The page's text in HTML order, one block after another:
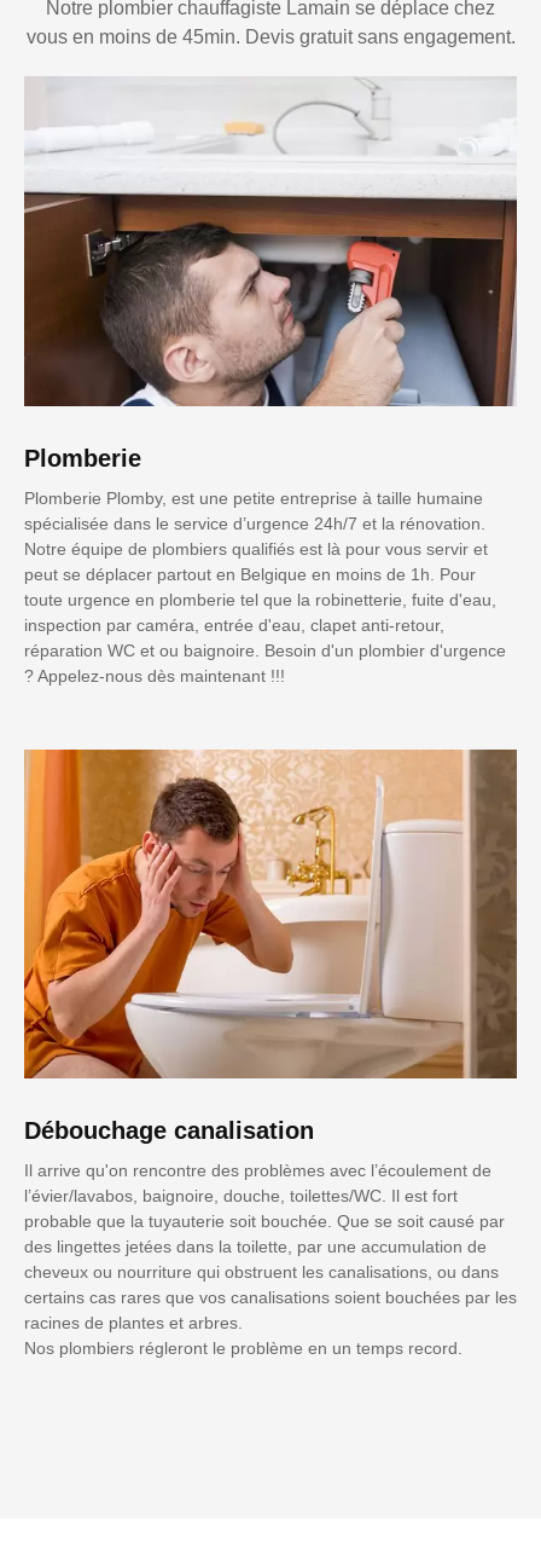
Notre plombier chauffagiste Lamain se déplace chez
vous en moins de 45min. Devis gratuit sans engagement.
Plomberie
Plomberie Plomby, est une petite entreprise à taille humaine
spécialisée dans le service d’urgence 24h/7 et la rénovation.
Notre équipe de plombiers qualifiés est là pour vous servir et
peut se déplacer partout en Belgique en moins de 1h. Pour
toute urgence en plomberie tel que la robinetterie, fuite d'eau,
inspection par caméra, entrée d'eau, clapet anti-retour,
réparation WC et ou baignoire. Besoin d'un plombier d'urgence
? Appelez-nous dès maintenant !!!
Débouchage canalisation
Il arrive qu'on rencontre des problèmes avec l’écoulement de
l’évier/lavabos, baignoire, douche, toilettes/WC. Il est fort
probable que la tuyauterie soit bouchée. Que se soit causé par
des lingettes jetées dans la toilette, par une accumulation de
cheveux ou nourriture qui obstruent les canalisations, ou dans
certains cas rares que vos canalisations soient bouchées par les
racines de plantes et arbres.
Nos plombiers régleront le problème en un temps record.